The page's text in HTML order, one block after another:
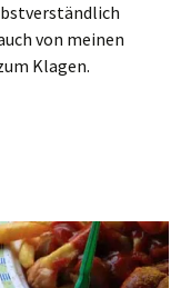
von meinen
Klagen.